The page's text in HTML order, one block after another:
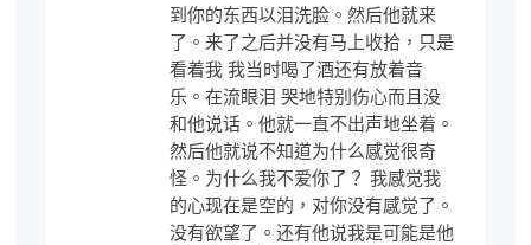
到你的东西以泪洗脸。然后他就来
了。来了之后并没有马上收拾，只是
看着我 我当时喝了酒还有放着音
乐。在流眼泪 哭地特别伤心而且没
和他说话。他就一直不出声地坐着。
然后他就说不知道为什么感觉很奇
怪。为什么我不爱你了？ 我感觉我
的心现在是空的，对你没有感觉了。
没有欲望了。还有他说我是可能是他